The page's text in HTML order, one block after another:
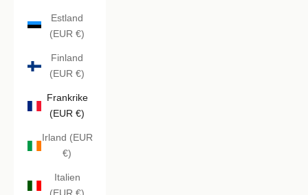
Estland
(EUR €)
Finland
(EUR €)
Frankrike
(EUR €)
Irland (EUR
€)
Italien